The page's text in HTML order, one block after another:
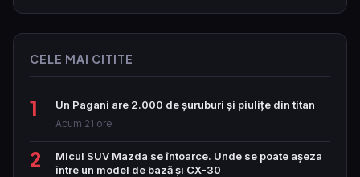
CELE MAI CITITE
1 Un Pagani are 2.000 de șuruburi și piulițe din titan
Acum 21 ore
2
Micul SUV Mazda se întoarce. Unde se poate așeza
între un model de bază și CX-30